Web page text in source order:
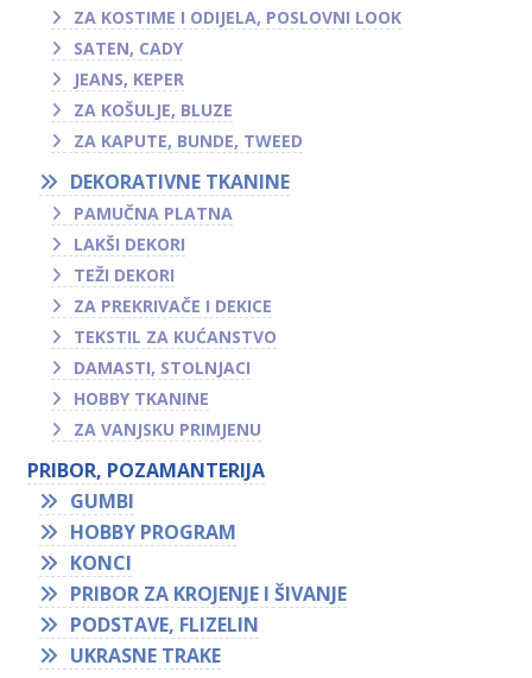
ZA KOSTIME I ODIJELA, POSLOVNI LOOK
SATEN, CADY
JEANS, KEPER
ZA KOŠULJE, BLUZE
ZA KAPUTE, BUNDE, TWEED
DEKORATIVNE TKANINE
PAMUČNA PLATNA
LAKŠI DEKORI
TEŽI DEKORI
ZA PREKRIVAČE I DEKICE
TEKSTIL ZA KUĆANSTVO
DAMASTI, STOLNJACI
HOBBY TKANINE
ZA VANJSKU PRIMJENU
PRIBOR, POZAMANTERIJA
GUMBI
HOBBY PROGRAM
KONCI
PRIBOR ZA KROJENJE I ŠIVANJE
PODSTAVE, FLIZELIN
UKRASNE TRAKE